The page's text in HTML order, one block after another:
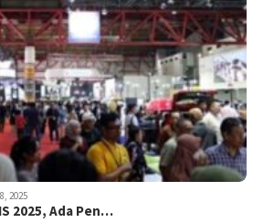
2025
2025, Ada Pen…